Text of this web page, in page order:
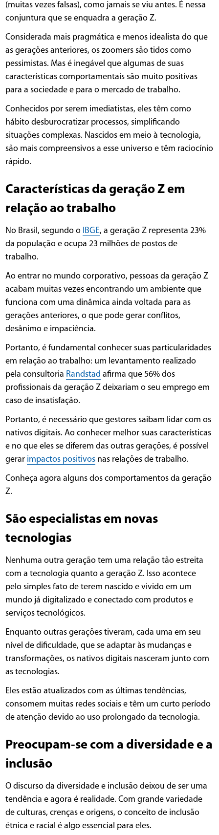
(muitas vezes falsas), como jamais se viu antes. É nessa
conjuntura que se enquadra a geração Z.
Considerada mais pragmática e menos idealista do que
as gerações anteriores, os zoomers são tidos como
pessimistas. Mas é inegável que algumas de suas
características comportamentais são muito positivas
para a sociedade e para o mercado de trabalho.
Conhecidos por serem imediatistas, eles têm como
hábito desburocratizar processos, simplificando
situações complexas. Nascidos em meio à tecnologia,
são mais compreensivos a esse universo e têm raciocínio
rápido.
Características da geração Z em
relação ao trabalho
No Brasil, segundo o IBGE, a geração Z representa 23%
da população e ocupa 23 milhões de postos de
trabalho.
Ao entrar no mundo corporativo, pessoas da geração Z
acabam muitas vezes encontrando um ambiente que
funciona com uma dinâmica ainda voltada para as
gerações anteriores, o que pode gerar conflitos,
desânimo e impaciência.
Portanto, é fundamental conhecer suas particularidades
em relação ao trabalho: um levantamento realizado
pela consultoria Randstad afirma que 56% dos
profissionais da geração Z deixariam o seu emprego em
caso de insatisfação.
Portanto, é necessário que gestores saibam lidar com os
nativos digitais. Ao conhecer melhor suas características
e no que eles se diferem das outras gerações, é possível
gerar impactos positivos nas relações de trabalho.
Conheça agora alguns dos comportamentos da geração
Z.
São especialistas em novas
tecnologias
Nenhuma outra geração tem uma relação tão estreita
com a tecnologia quanto a geração Z. Isso acontece
pelo simples fato de terem nascido e vivido em um
mundo já digitalizado e conectado com produtos e
serviços tecnológicos.
Enquanto outras gerações tiveram, cada uma em seu
nível de dificuldade, que se adaptar às mudanças e
transformações, os nativos digitais nasceram junto com
as tecnologias.
Eles estão atualizados com as últimas tendências,
consomem muitas redes sociais e têm um curto período
de atenção devido ao uso prolongado da tecnologia.
Preocupam-se com a diversidade e a
inclusão
O discurso da diversidade e inclusão deixou de ser uma
tendência e agora é realidade. Com grande variedade
de culturas, crenças e origens, o conceito de inclusão
étnica e racial é algo essencial para eles.